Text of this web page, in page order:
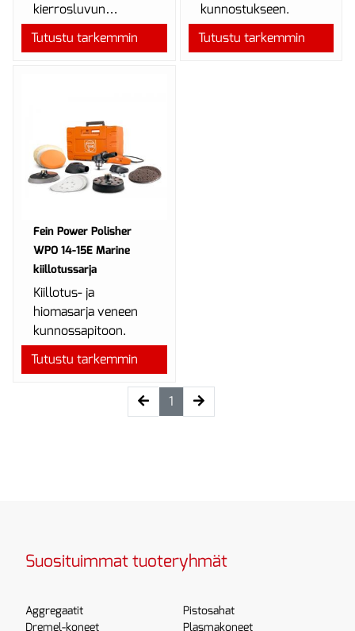
kierrosluvun
säätöineen autojen ja
veneiden
Tutustu tarkemmin
kunnostukseen.
Tutustu tarkemmin
Fein Power Polisher
WPO 14-15E Marine
kiillotussarja
Kiillotus- ja
hiomasarja veneen
kunnossapitoon.
Tutustu tarkemmin
1 (current)
Suosituimmat tuoteryhmät
Aggregaatit
Dremel-koneet
Pistosahat
Plasmakoneet